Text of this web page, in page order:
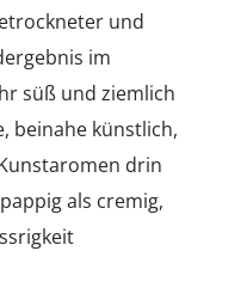
und
im
süß und ziemlich
beinahe künstlich,
drin
als cremig,